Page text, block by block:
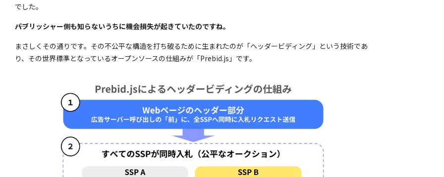
でした。
――パブリッシャー側も知らないうちに機会損失が起きていたのですね。
まさしくその通りです。その不公平な構造を打ち破るために生まれたのが「ヘッダービディング」という技術であ
り、その世界標準となっているオープンソースの仕組みが「Prebid.js」です。